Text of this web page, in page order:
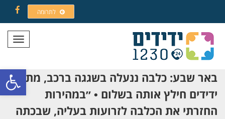
פתח
לתרומה
תפריט
באר שבע: כלבה ננעלה בשגגה ברכב, מתנדב
ידידים חילץ אותה בשלום • ״במהירות
החזרתי את הכלבה לזרועות בעליה, שבכתה